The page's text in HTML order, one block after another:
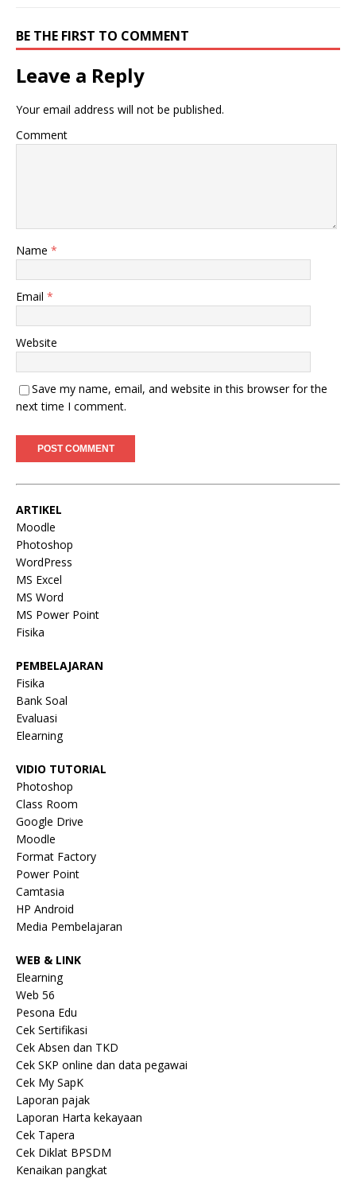
BE THE FIRST TO COMMENT
Leave a Reply
Your email address will not be published.
Comment
Name *
Email *
Website
Save my name, email, and website in this browser for the
next time I comment.
ARTIKEL
Moodle
Photoshop
WordPress
MS Excel
MS Word
MS Power Point
Fisika
PEMBELAJARAN
Fisika
Bank Soal
Evaluasi
Elearning
VIDIO TUTORIAL
Photoshop
Class Room
Google Drive
Moodle
Format Factory
Power Point
Camtasia
HP Android
Media Pembelajaran
WEB & LINK
Elearning
Web 56
Pesona Edu
Cek Sertifikasi
Cek Absen dan TKD
Cek SKP online dan data pegawai
Cek My SapK
Laporan pajak
Laporan Harta kekayaan
Cek Tapera
Cek Diklat BPSDM
Kenaikan pangkat